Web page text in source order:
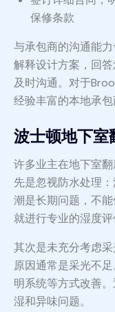
保修条款
与承包商的沟通能
解释设计方案，回
及时沟通。对于
经验丰富的本地承包
波士顿地下室
许多业主在地下室
先是忽视防水处理
潮是长期问题，不
就进行专业的湿度评
其次是未充分考虑
原因通常是采光不
明系统等方式改善
湿和异味问题。